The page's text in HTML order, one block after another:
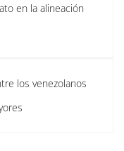
en la alineación
los venezolanos